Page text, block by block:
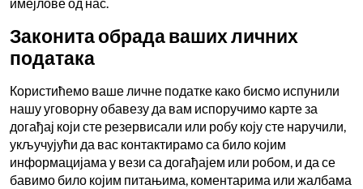
Законита обрада ваших личних
података
Користићемо ваше личне податке како бисмо испунили
нашу уговорну обавезу да вам испоручимо карте за
догађај који сте резервисали или робу коју сте наручили,
укључујући да вас контактирамо са било којим
информацијама у вези са догађајем или робом, и да се
бавимо било којим питањима, коментарима или жалбама